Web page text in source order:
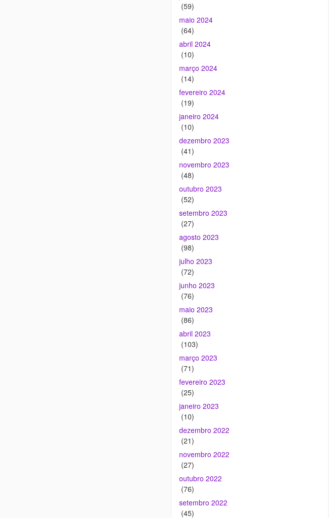
(59)
maio 2024
(64)
abril 2024
(10)
março 2024
(14)
fevereiro 2024
(19)
janeiro 2024
(10)
dezembro 2023
(41)
novembro 2023
(48)
outubro 2023
(52)
setembro 2023
(27)
agosto 2023
(98)
julho 2023
(72)
junho 2023
(76)
maio 2023
(86)
abril 2023
(103)
março 2023
(71)
fevereiro 2023
(25)
janeiro 2023
(10)
dezembro 2022
(21)
novembro 2022
(27)
outubro 2022
(76)
setembro 2022
(45)